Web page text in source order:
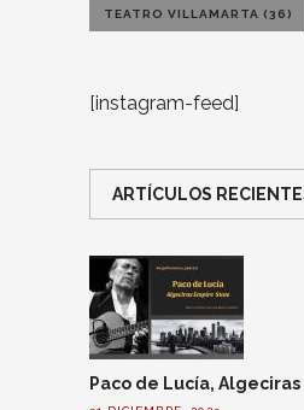
TEATRO VILLAMARTA (36)
[instagram-feed]
ARTÍCULOS
Paco de Lucía,